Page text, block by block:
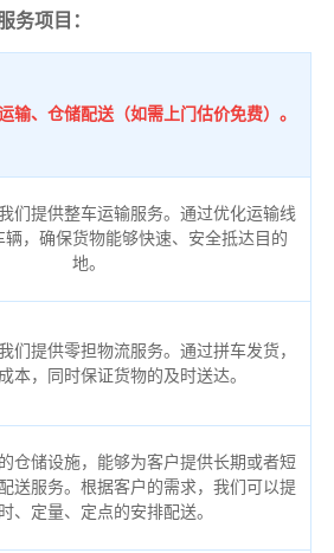
务项目：
输、仓储配送（如需上门估价免费）。
们提供整车运输服务。通过优化运输线
辆，确保货物能够快速、安全抵达目的
地。
们提供零担物流服务。通过拼车发货，
本，同时保证货物的及时送达。
仓储设施，能够为客户提供长期或者短
送服务。根据客户的需求，我们可以提
、定量、定点的安排配送。